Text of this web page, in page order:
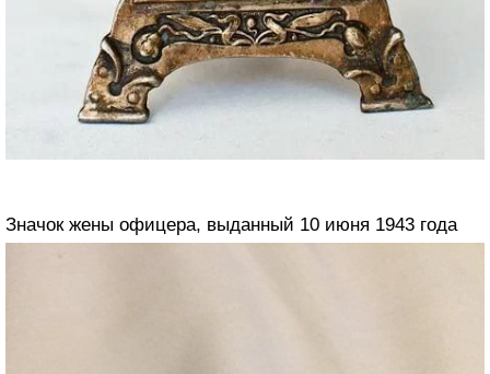
Значок жены офицера, выданный 10 июня 1943 года